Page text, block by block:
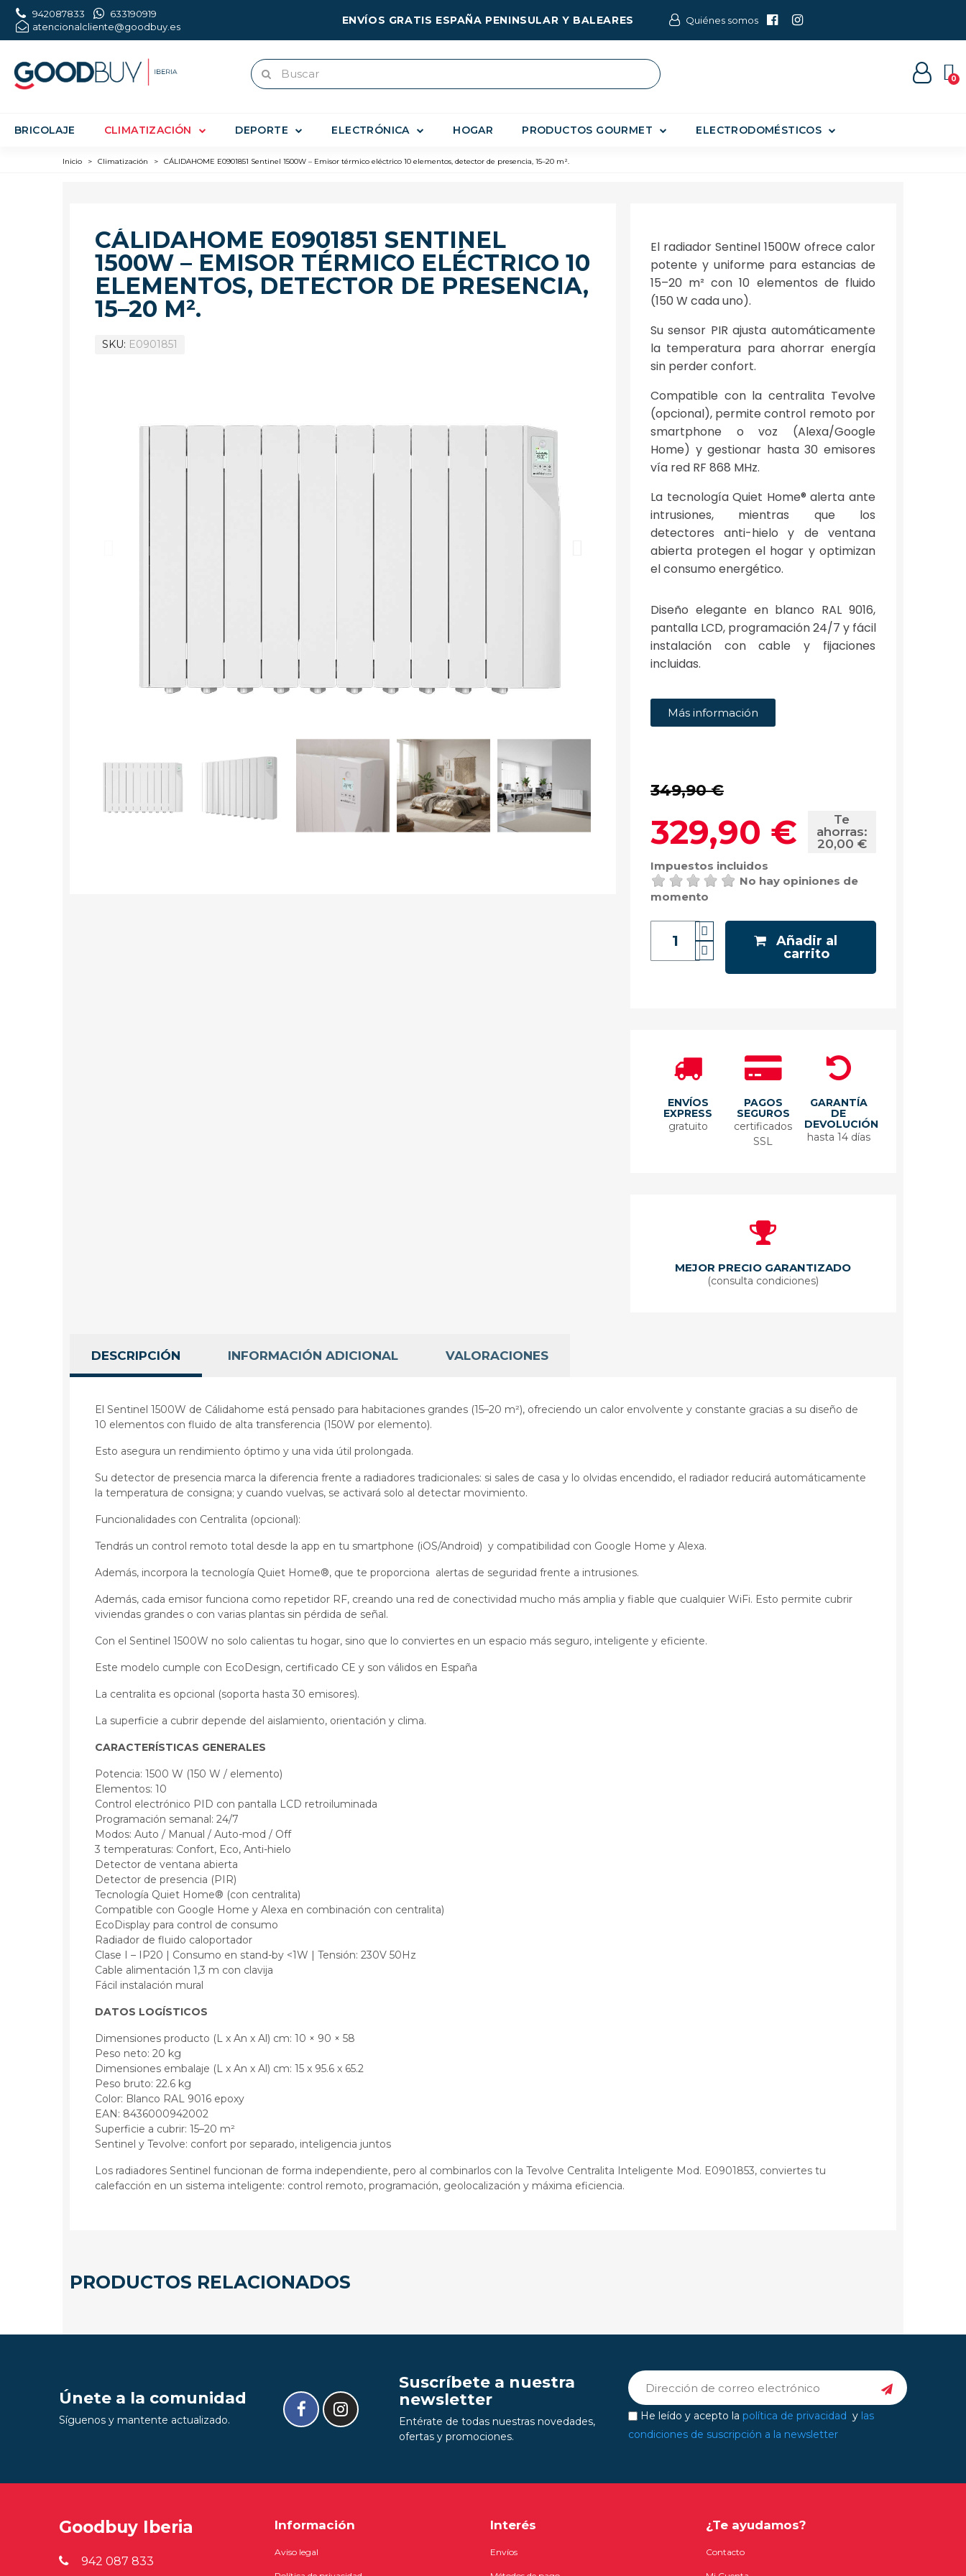
942087833
633190919
atencionalcliente@goodbuy.es
ENVÍOS GRATIS ESPAÑA PENINSULAR Y BALEARES Quiénes somos
BRICOLAJE CLIMATIZACIÓN DEPORTE ELECTRÓNICA HOGAR PRODUCTOS GOURMET ELECTRODOMÉSTICOS
Inicio > Climatización > CÁLIDAHOME E0901851 Sentinel 1500W – Emisor térmico eléctrico 10 elementos, detector de presencia, 15–20 m².
CÁLIDAHOME E0901851 SENTINEL
1500W – EMISOR TÉRMICO ELÉCTRICO 10
ELEMENTOS, DETECTOR DE PRESENCIA,
15–20 M².
SKU E0901851
El radiador Sentinel 1500W ofrece calor
potente y uniforme para estancias de
15–20 m² con 10 elementos de fluido
(150 W cada uno).
Su sensor PIR ajusta automáticamente
la temperatura para ahorrar energía
sin perder confort.
Compatible con la centralita Tevolve
(opcional), permite control remoto por
smartphone o voz (Alexa/Google
Home) y gestionar hasta 30 emisores
vía red RF 868 MHz.
La tecnología Quiet Home® alerta ante
intrusiones, mientras que los
detectores anti-hielo y de ventana
abierta protegen el hogar y optimizan
el consumo energético.
Diseño elegante en blanco RAL 9016,
pantalla LCD, programación 24/7 y fácil
instalación con cable y fijaciones
incluidas.
Más información
349,90 €
329,90 €
Te
ahorras:
20,00 €
Impuestos incluidos
No hay opiniones de
momento
Añadir al
carrito
ENVÍOS
EXPRESS
gratuito
PAGOS
SEGUROS
certificados
SSL
GARANTÍA
DE
DEVOLUCIÓN
hasta 14 días
MEJOR PRECIO GARANTIZADO
(consulta condiciones)
DESCRIPCIÓN INFORMACIÓN ADICIONAL VALORACIONES
El Sentinel 1500W de Cálidahome está pensado para habitaciones grandes (15–20 m²), ofreciendo un calor envolvente y constante gracias a su diseño de
10 elementos con fluido de alta transferencia (150W por elemento).
Esto asegura un rendimiento óptimo y una vida útil prolongada.
Su detector de presencia marca la diferencia frente a radiadores tradicionales: si sales de casa y lo olvidas encendido, el radiador reducirá automáticamente
la temperatura de consigna; y cuando vuelvas, se activará solo al detectar movimiento.
Funcionalidades con Centralita (opcional):
Tendrás un control remoto total desde la app en tu smartphone (iOS/Android) y compatibilidad con Google Home y Alexa.
Además, incorpora la tecnología Quiet Home®, que te proporciona alertas de seguridad frente a intrusiones.
Además, cada emisor funciona como repetidor RF, creando una red de conectividad mucho más amplia y fiable que cualquier WiFi. Esto permite cubrir
viviendas grandes o con varias plantas sin pérdida de señal.
Con el Sentinel 1500W no solo calientas tu hogar, sino que lo conviertes en un espacio más seguro, inteligente y eficiente.
Este modelo cumple con EcoDesign, certificado CE y son válidos en España
La centralita es opcional (soporta hasta 30 emisores).
La superficie a cubrir depende del aislamiento, orientación y clima.
CARACTERÍSTICAS GENERALES
Potencia: 1500 W (150 W / elemento)
Elementos: 10
Control electrónico PID con pantalla LCD retroiluminada
Programación semanal: 24/7
Modos: Auto / Manual / Auto-mod / Off
3 temperaturas: Confort, Eco, Anti-hielo
Detector de ventana abierta
Detector de presencia (PIR)
Tecnología Quiet Home® (con centralita)
Compatible con Google Home y Alexa en combinación con centralita)
EcoDisplay para control de consumo
Radiador de fluido caloportador
Clase I – IP20 | Consumo en stand-by <1W | Tensión: 230V 50Hz
Cable alimentación 1,3 m con clavija
Fácil instalación mural
DATOS LOGÍSTICOS
Dimensiones producto (L x An x Al) cm: 10 × 90 × 58
Peso neto: 20 kg
Dimensiones embalaje (L x An x Al) cm: 15 x 95.6 x 65.2
Peso bruto: 22.6 kg
Color: Blanco RAL 9016 epoxy
EAN: 8436000942002
Superficie a cubrir: 15–20 m²
Sentinel y Tevolve: confort por separado, inteligencia juntos
Los radiadores Sentinel funcionan de forma independiente, pero al combinarlos con la Tevolve Centralita Inteligente Mod. E0901853, conviertes tu
calefacción en un sistema inteligente: control remoto, programación, geolocalización y máxima eficiencia.
PRODUCTOS RELACIONADOS
Únete a la comunidad
Síguenos y mantente actualizado.
Suscríbete a nuestra
newsletter
Entérate de todas nuestras novedades,
ofertas y promociones.
He leído y acepto la política de privacidad y las
condiciones de suscripción a la newsletter
Goodbuy Iberia
942 087 833
Información
Aviso legal
Interés
Envíos
¿Te ayudamos?
Contacto